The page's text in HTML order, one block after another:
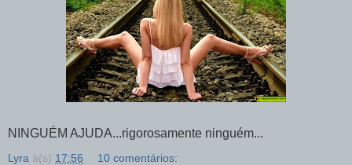
NINGUÉM AJUDA...rigorosamente ninguém...
Lyra à(s) 17:56 10 comentários: